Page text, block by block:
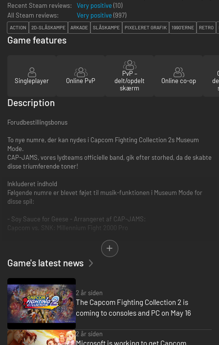
Recent Steam reviews:
Very positive (10)
All Steam reviews:
Very positive (997)
ACTION 2D-SLÅSKAMPE ARKADE SLÅSKAMPE PIXELERET GRAFIK 1990'ERNE RETRO
Game features
Singleplayer Online PvP
PvP –
delt/opdelt
skærm
Online co-op
Description
Forudbestillingsbonus
To nye numre, der kan nydes i Capcom Fighting Collection 2s Museum
Mode.
CAP-JAMS, vores lydteams officielle band, gik efter storhed, da de skabte
disse triumferende toner!
Inkluderet indhold
Følgende numre er blevet føjet til musik-funktionen i Museum Mode for
disse spil:
- Soy Sauce for Geese - Arrangeret af CAP-JAMS:
Capcom vs. SNK: Millennium Fight 2000 Pro
- Rival Schools Medley - Arrangeret af CAP-JAMS:
Capcoms seneste samling af kampspil er klar!
Vælg mellem fanfavoritter som Capcom vs. SNK 2: Mark of the
Millennium 2001 og Project Justice eller 3D-actionspil som Power Stone
og Power Stone 2 i denne samling af otte klassiske kampspil!
Alle spil i samlingen kan spilles online eller som samarbejdsspil!
Game's latest news
2 år siden
The Capcom Fighting Collection 2 is
coming to consoles and PC on May 16
2 år siden
Microsoft is working to get Capcom